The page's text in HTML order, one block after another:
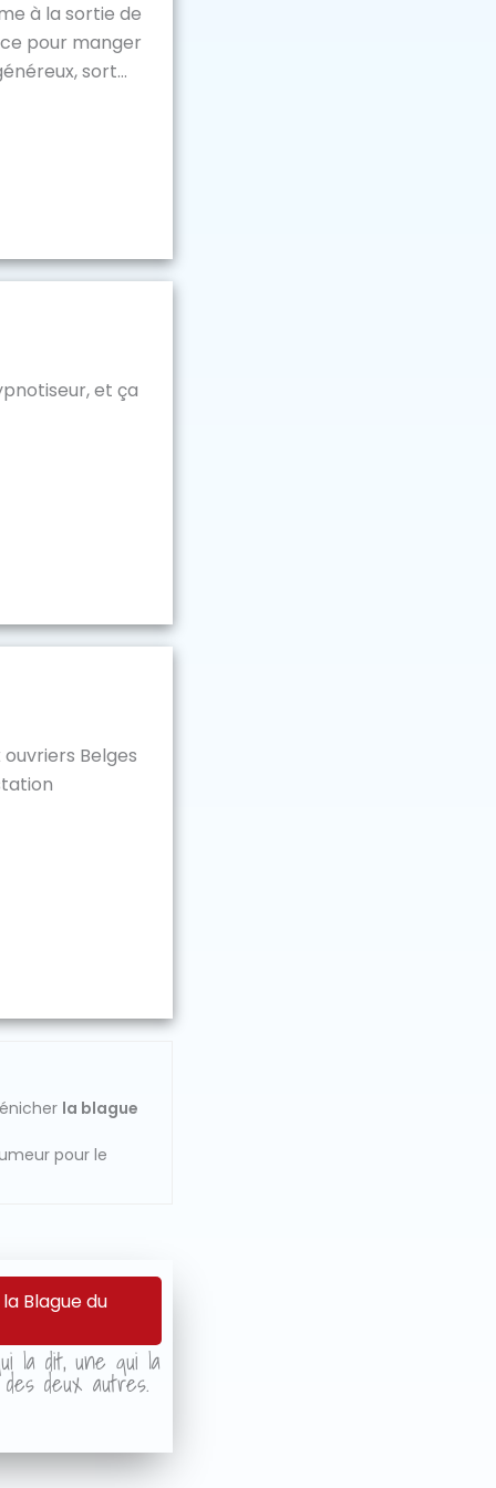
à la sortie de
pour manger
sort...
et ça
Belges
la blague
pour le
Blague du
la dit, une qui la
deux autres.